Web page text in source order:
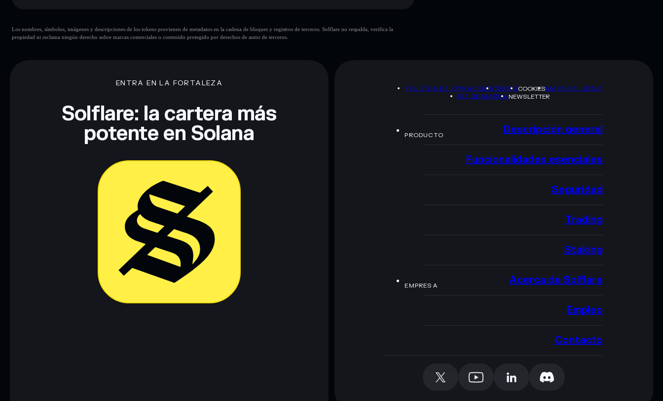
TAXY NETWORK modificables
Los nombres, símbolos, imágenes y descripciones de los tokens provienen de metadatos en la cadena de bloques y registros de terceros. Solflare no respalda, verifica la
propiedad ni reclama ningún derecho sobre marcas comerciales o contenido protegido por derechos de autor de terceros.
ENTRA EN LA FORTALEZA
Solflare: la cartera más
potente en Solana
POLÍTICA DE PRIVACIDADTERMSCOOKIESMAPA DEL SITIO
KIT DE MARCANEWSLETTER
PRODUCTO Descripción general
Funcionalidades esenciales
Seguridad
Trading
Staking
EMPRESA Acerca de Solflare
Empleo
Contacto